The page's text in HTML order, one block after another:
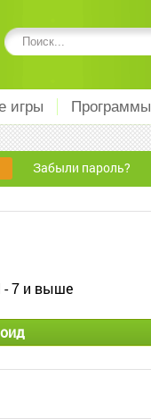
игры Программы
Забыли пароль?
- 7 и выше